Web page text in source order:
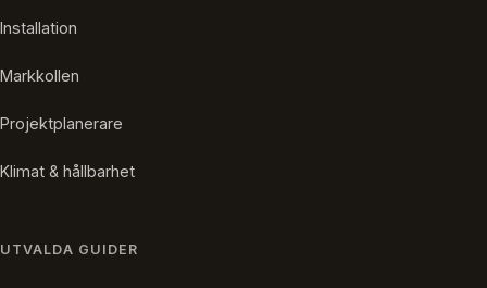
Installation
Markkollen
Projektplanerare
Klimat & hållbarhet
UTVALDA GUIDER